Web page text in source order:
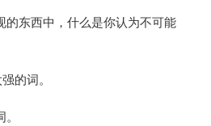
的东西中，什么是你认为不可能
的词。